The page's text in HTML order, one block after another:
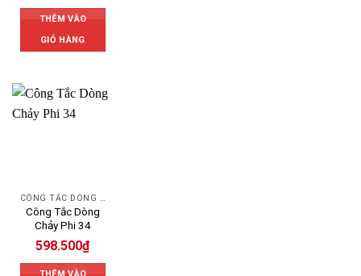
THÊM VÀO
GIỎ HÀNG
Công Tắc Dòng
Chảy Phi 34
598.500₫